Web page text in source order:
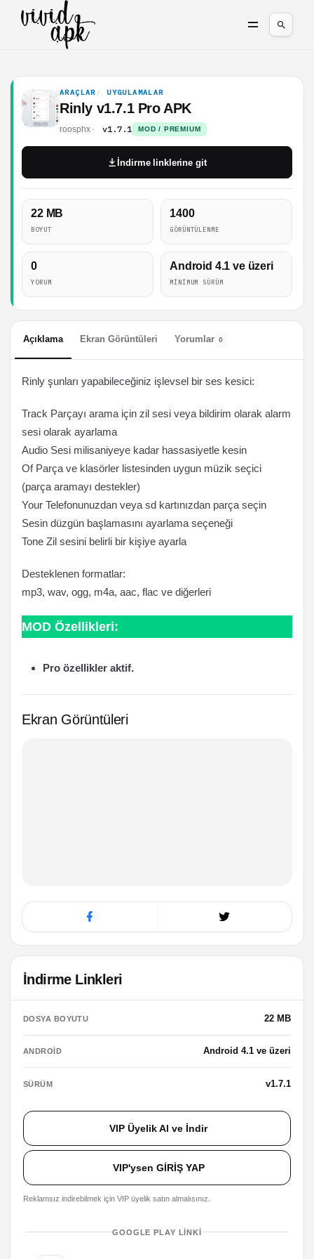
ARAÇLAR UYGULAMALAR
Rinly v1.7.1 Pro APK
roosphx v1.7.1 MOD / PREMIUM
22 MB
BOYUT
1400
GÖRÜNTÜLENME
0
YORUM
Android 4.1 ve üzeri
MINIMUM SÜRÜM
İndirme linklerine git
Açıklama Ekran Görüntüleri Yorumlar 0
Rinly şunları yapabileceğiniz işlevsel bir ses kesici:
Track Parçayı arama için zil sesi veya bildirim olarak alarm
sesi olarak ayarlama
Audio Sesi milisaniyeye kadar hassasiyetle kesin
Of Parça ve klasörler listesinden uygun müzik seçici
(parça aramayı destekler)
Your Telefonunuzdan veya sd kartınızdan parça seçin
Sesin düzgün başlamasını ayarlama seçeneği
Tone Zil sesini belirli bir kişiye ayarla
Desteklenen formatlar:
mp3, wav, ogg, m4a, aac, flac ve diğerleri
MOD Özellikleri:
Pro özellikler aktif.
Ekran Görüntüleri
İndirme Linkleri
DOSYA BOYUTU 22 MB
ANDROID Android 4.1 ve üzeri
SÜRÜM v1.7.1
VIP Üyelik Al ve İndir
VIP'ysen GİRİŞ YAP
Reklamsız indirebilmek için VIP üyelik satın almalısınız.
GOOGLE PLAY LINKI